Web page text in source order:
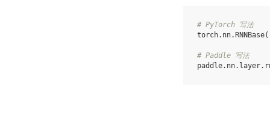
# PyTorch 写法
torch. nn. RNNBase(
# Paddle 写法
paddle. nn. layer.